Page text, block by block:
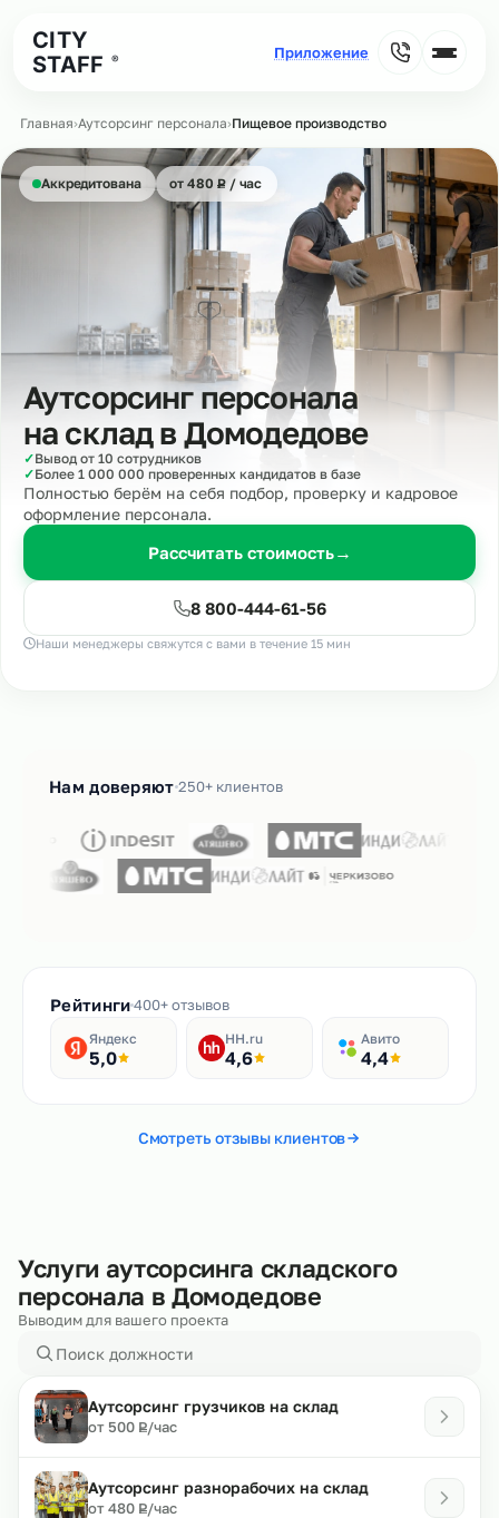
CITY
STAFF
®
Главная›Аутсорсинг персонала›Пищевое производство
Аккредитована от 480 ₽
Р/ час
Аутсорсинг персонала
на склад в Домодедове
✓Вывод от 10 сотрудников
✓Более 1 000 000 проверенных кандидатов в базе
Полностью берём на себя подбор, проверку и кадровое
оформление персонала.
Рассчитать стоимость→
8 800-444-61-56
Наши менеджеры свяжутся с вами в течение 15 мин
Нам доверяют 250+ клиентов
Рейтинги400+ отзывов
Яндекс
5,0
HH.ru
4,6
Авито
4,4
Смотреть отзывы клиентов
Услуги аутсорсинга складского
персонала в Домодедове
Выводим для вашего проекта
Аутсорсинг грузчиков на склад
от 500 ₽
Р/час
Аутсорсинг разнорабочих на склад
от 480 ₽
Р/час